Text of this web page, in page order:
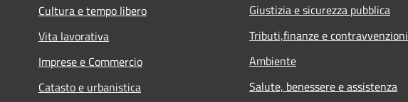
Cultura e tempo libero
Vita lavorativa
Imprese e Commercio
Catasto e urbanistica
Giustizia e sicurezza pubblica
Tributi,finanze e contravvenzioni
Ambiente
Salute, benessere e assistenza